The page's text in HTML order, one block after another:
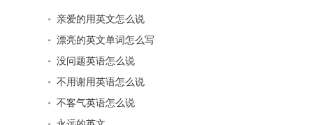
亲爱的用英文怎么说
漂亮的英文单词怎么写
没问题英语怎么说
不用谢用英语怎么说
不客气英语怎么说